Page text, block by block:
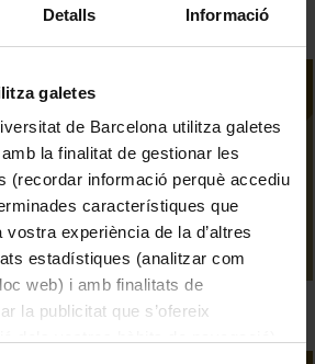
Detalls Informació
galetes
de Barcelona utilitza galetes
la finalitat de gestionar les
(recordar informació perquè accediu
característiques que
vostra experiència de la d’altres
estadístiques (analitzar com
web) i amb finalitats de
la publicitat que s’ofereix
d'especialitat